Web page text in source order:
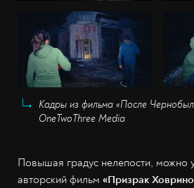
Кадры из фильма «После
OneTwoThree Media
Повышая градус нелепости, можно
авторский фильм «Призрак